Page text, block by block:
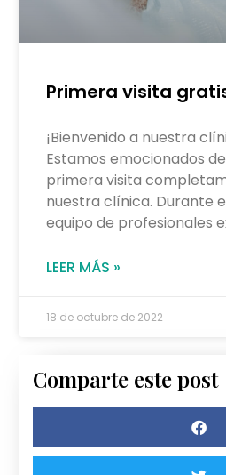
Primera visita
¡Bienvenido a nuestra
Estamos emocionados
primera visita
nuestra clínica. Durante
equipo de profesionales
LEER MÁS »
18 de octubre de 2022
Comparte este post